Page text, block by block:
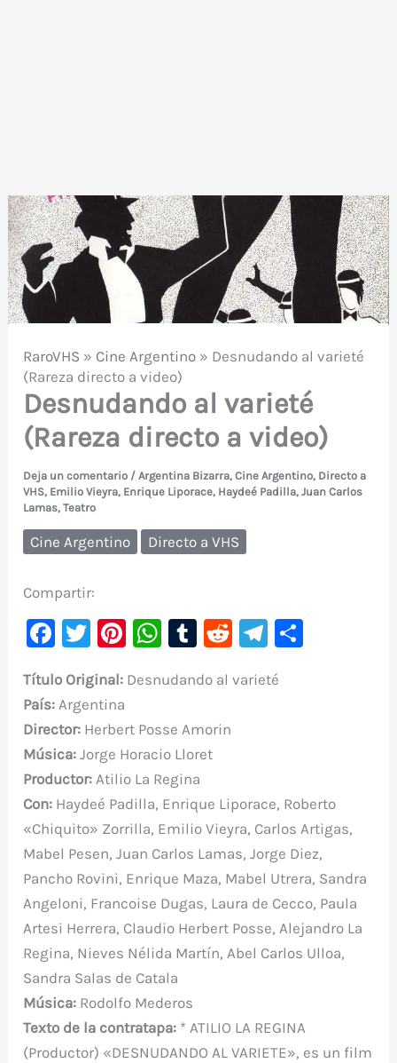
RaroVHS » Cine Argentino » Desnudando al varieté
(Rareza directo a video)
Desnudando al varieté
(Rareza directo a video)
Deja un comentario /Argentina Bizarra,Cine Argentino, Directo a
VHS, Emilio Vieyra, Enrique Liporace, Haydeé Padilla,Juan Carlos
Lamas,Teatro
Cine Argentino Directo a VHS
Compartir:
F
c
e
b
o
o
k
T
it
te
r
Pi
er
e
st
W
at
s
A
p
p
T
m
bl
r
R
d
Te
gr
r
Título Original: Desnudando al varieté
País: Argentina
Director: Herbert Posse Amorin
Música: Jorge Horacio Lloret
Productor: Atilio La Regina
Con: Haydeé Padilla, Enrique Liporace, Roberto
«Chiquito» Zorrilla, Emilio Vieyra, Carlos Artigas,
Mabel Pesen, Juan Carlos Lamas, Jorge Diez,
Pancho Rovini, Enrique Maza, Mabel Utrera, Sandra
Angeloni, Francoise Dugas, Laura de Cecco, Paula
Artesi Herrera, Claudio Herbert Posse, Alejandro La
Regina, Nieves Nélida Martín, Abel Carlos Ulloa,
Sandra Salas de Catala
Música: Rodolfo Mederos
Texto de la contratapa: * ATILIO LA REGINA
(Productor) «DESNUDANDO AL VARIETE», es un film